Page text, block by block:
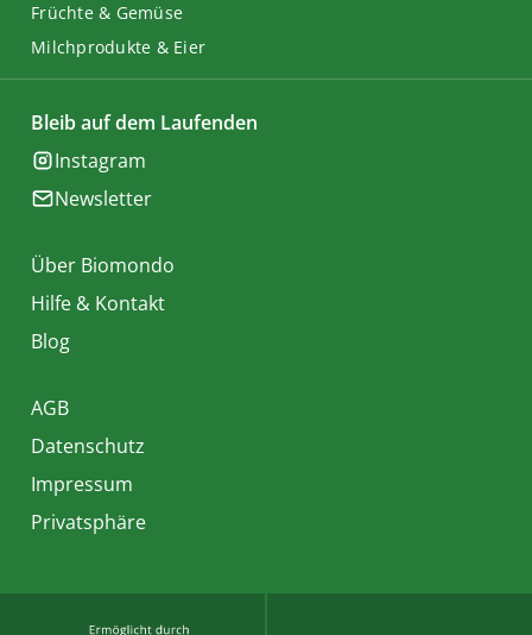
Früchte & Gemüse
Milchprodukte & Eier
Bleib auf dem Laufenden
Instagram
Newsletter
Über Biomondo
Hilfe & Kontakt
Blog
AGB
Datenschutz
Impressum
Privatsphäre